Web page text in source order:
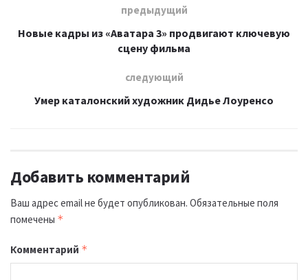
предыдущий
Новые кадры из «Аватара 3» продвигают ключевую
сцену фильма
следующий
Умер каталонский художник Дидье Лоуренсо
Добавить комментарий
Ваш адрес email не будет опубликован. Обязательные поля
помечены *
Комментарий *